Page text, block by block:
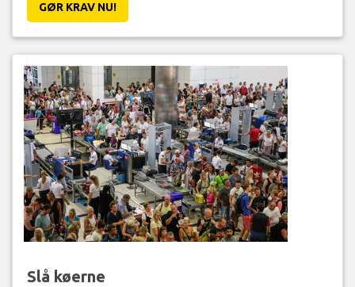
GØR KRAV NU!
Slå køerne